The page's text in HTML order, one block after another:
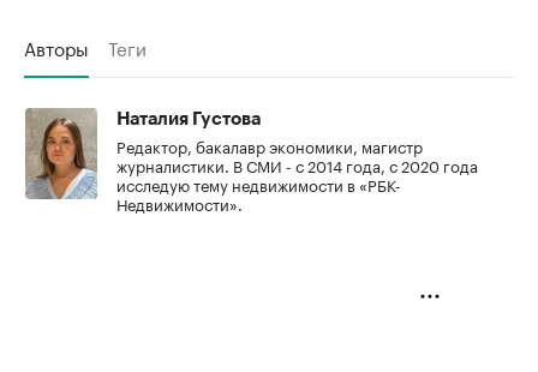
Авторы Теги
Наталия Густова
Редактор, бакалавр экономики, магистр
журналистики. В СМИ - с 2014 года, с 2020 года
исследую тему недвижимости в «РБК-
Недвижимости».